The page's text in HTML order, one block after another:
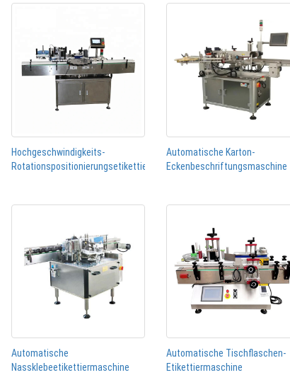
Hochgeschwindigkeits-
Rotationspositionierungsetikettiermaschine
Automatische Karton-
Eckenbeschriftungsmaschine
Automatische
Nassklebeetikettiermaschine
Automatische Tischflaschen-
Etikettiermaschine